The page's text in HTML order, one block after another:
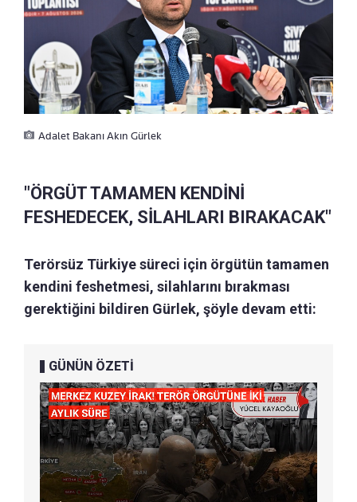
Adalet Bakanı Akın Gürlek
"ÖRGÜT TAMAMEN KENDİNİ
FESHEDECEK, SİLAHLARI BIRAKACAK"
Terörsüz Türkiye süreci için örgütün tamamen
kendini feshetmesi, silahlarını bırakması
gerektiğini bildiren Gürlek, şöyle devam etti:
GÜNÜN ÖZETİ